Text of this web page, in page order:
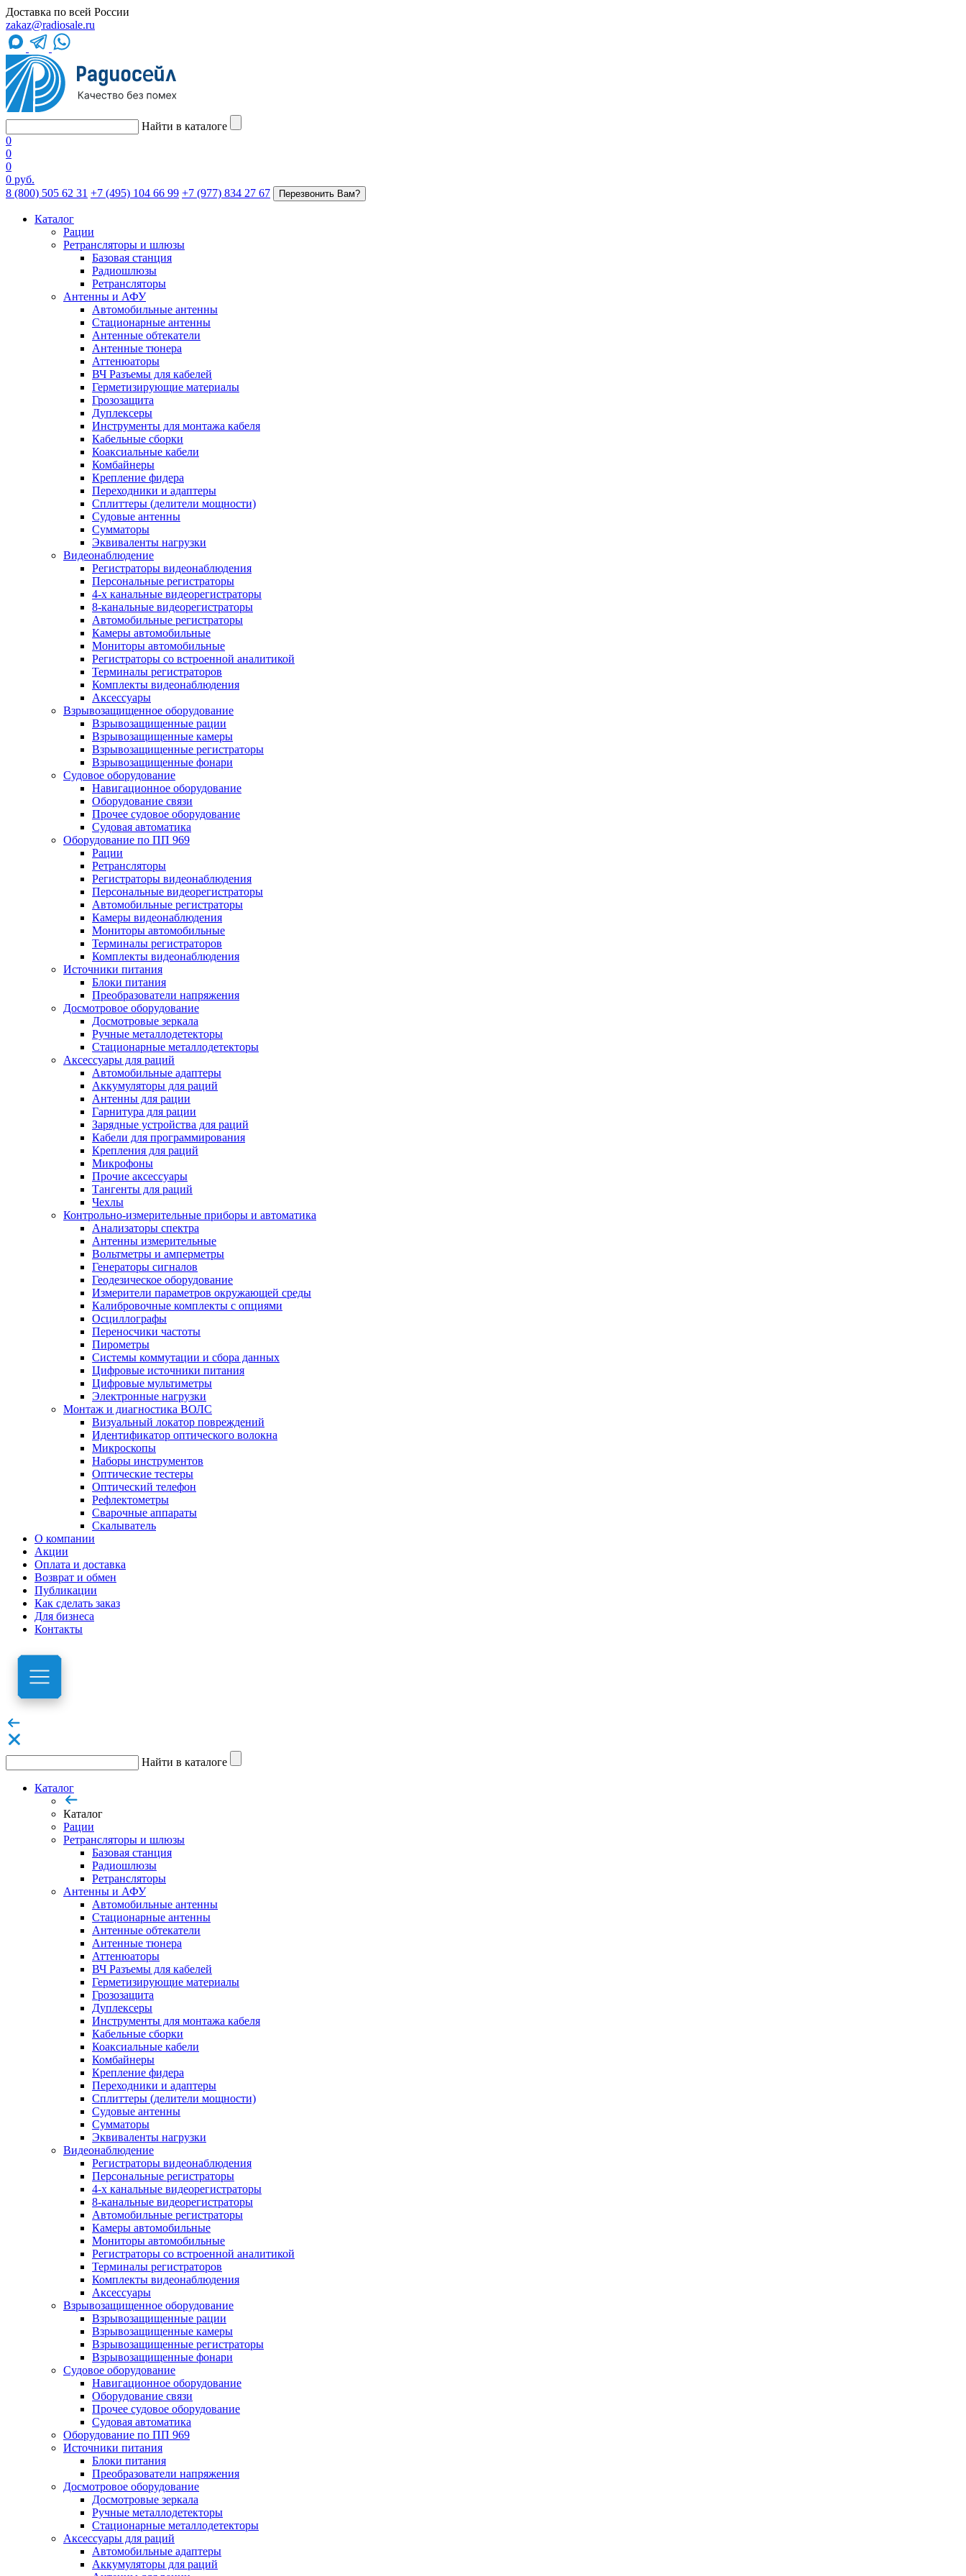
Доставка по всей России
zakaz@radiosale.ru
Найти в каталоге
0
0
0
0 руб.
8 (800) 505 62 31 +7 (495) 104 66 99 +7 (977) 834 27 67 Перезвонить Вам?
Каталог
Рации
Ретрансляторы и шлюзы
Базовая станция
Радиошлюзы
Ретрансляторы
Антенны и АФУ
Автомобильные антенны
Стационарные антенны
Антенные обтекатели
Антенные тюнера
Аттенюаторы
ВЧ Разъемы для кабелей
Герметизирующие материалы
Грозозащита
Дуплексеры
Инструменты для монтажа кабеля
Кабельные сборки
Коаксиальные кабели
Комбайнеры
Крепление фидера
Переходники и адаптеры
Сплиттеры (делители мощности)
Судовые антенны
Сумматоры
Эквиваленты нагрузки
Видеонаблюдение
Регистраторы видеонаблюдения
Персональные регистраторы
4-х канальные видеорегистраторы
8-канальные видеорегистраторы
Автомобильные регистраторы
Камеры автомобильные
Мониторы автомобильные
Регистраторы со встроенной аналитикой
Терминалы регистраторов
Комплекты видеонаблюдения
Аксессуары
Взрывозащищенное оборудование
Взрывозащищенные рации
Взрывозащищенные камеры
Взрывозащищенные регистраторы
Взрывозащищенные фонари
Судовое оборудование
Навигационное оборудование
Оборудование связи
Прочее судовое оборудование
Судовая автоматика
Оборудование по ПП 969
Рации
Ретрансляторы
Регистраторы видеонаблюдения
Персональные видеорегистраторы
Автомобильные регистраторы
Камеры видеонаблюдения
Мониторы автомобильные
Терминалы регистраторов
Комплекты видеонаблюдения
Источники питания
Блоки питания
Преобразователи напряжения
Досмотровое оборудование
Досмотровые зеркала
Ручные металлодетекторы
Стационарные металлодетекторы
Аксессуары для раций
Автомобильные адаптеры
Аккумуляторы для раций
Антенны для рации
Гарнитура для рации
Зарядные устройства для раций
Кабели для программирования
Крепления для раций
Микрофоны
Прочие аксессуары
Тангенты для раций
Чехлы
Контрольно-измерительные приборы и автоматика
Анализаторы спектра
Антенны измерительные
Вольтметры и амперметры
Генераторы сигналов
Геодезическое оборудование
Измерители параметров окружающей среды
Калибровочные комплекты с опциями
Осциллографы
Переносчики частоты
Пирометры
Системы коммутации и сбора данных
Цифровые источники питания
Цифровые мультиметры
Электронные нагрузки
Монтаж и диагностика ВОЛС
Визуальный локатор повреждений
Идентификатор оптического волокна
Микроскопы
Наборы инструментов
Оптические тестеры
Оптический телефон
Рефлектометры
Сварочные аппараты
Скалыватель
О компании
Акции
Оплата и доставка
Возврат и обмен
Публикации
Как сделать заказ
Для бизнеса
Контакты
Найти в каталоге
Каталог
Каталог
Рации
Ретрансляторы и шлюзы
Базовая станция
Радиошлюзы
Ретрансляторы
Антенны и АФУ
Автомобильные антенны
Стационарные антенны
Антенные обтекатели
Антенные тюнера
Аттенюаторы
ВЧ Разъемы для кабелей
Герметизирующие материалы
Грозозащита
Дуплексеры
Инструменты для монтажа кабеля
Кабельные сборки
Коаксиальные кабели
Комбайнеры
Крепление фидера
Переходники и адаптеры
Сплиттеры (делители мощности)
Судовые антенны
Сумматоры
Эквиваленты нагрузки
Видеонаблюдение
Регистраторы видеонаблюдения
Персональные регистраторы
4-х канальные видеорегистраторы
8-канальные видеорегистраторы
Автомобильные регистраторы
Камеры автомобильные
Мониторы автомобильные
Регистраторы со встроенной аналитикой
Терминалы регистраторов
Комплекты видеонаблюдения
Аксессуары
Взрывозащищенное оборудование
Взрывозащищенные рации
Взрывозащищенные камеры
Взрывозащищенные регистраторы
Взрывозащищенные фонари
Судовое оборудование
Навигационное оборудование
Оборудование связи
Прочее судовое оборудование
Судовая автоматика
Оборудование по ПП 969
Источники питания
Блоки питания
Преобразователи напряжения
Досмотровое оборудование
Досмотровые зеркала
Ручные металлодетекторы
Стационарные металлодетекторы
Аксессуары для раций
Автомобильные адаптеры
Аккумуляторы для раций